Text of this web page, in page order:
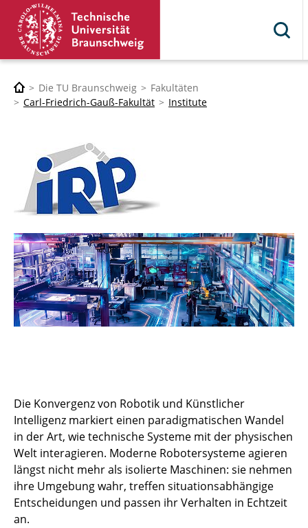
Die TU Braunschweig
Fakultäten
Carl-Friedrich-Gauß-Fakultät
Institute
Die Konvergenz von Robotik und Künstlicher
Intelligenz markiert einen paradigmatischen Wandel
in der Art, wie technische Systeme mit der physischen
Welt interagieren. Moderne Robotersysteme agieren
längst nicht mehr als isolierte Maschinen: sie nehmen
ihre Umgebung wahr, treffen situationsabhängige
Entscheidungen und passen ihr Verhalten in Echtzeit
an.